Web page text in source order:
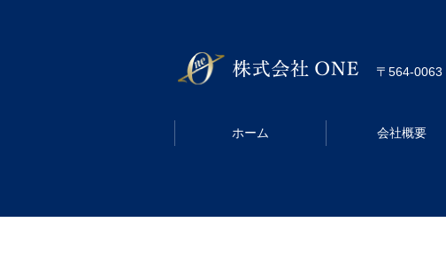
〒564-0063
ホーム 会社概要